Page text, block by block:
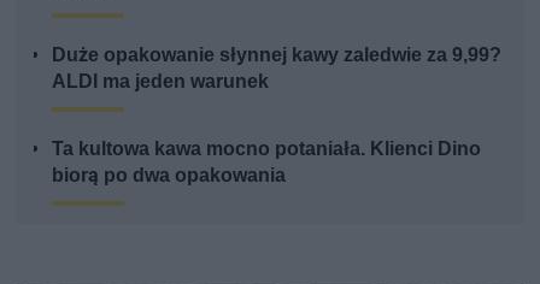
Duże opakowanie słynnej kawy zaledwie za 9,99?
ALDI ma jeden warunek
Ta kultowa kawa mocno potaniała. Klienci Dino
biorą po dwa opakowania